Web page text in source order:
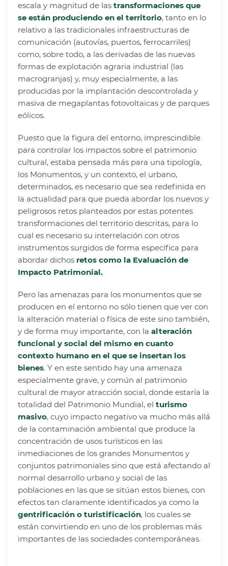
escala y magnitud de las transformaciones que
se están produciendo en el territorio, tanto en lo
relativo a las tradicionales infraestructuras de
comunicación (autovías, puertos, ferrocarriles)
como, sobre todo, a las derivadas de las nuevas
formas de explotación agraria industrial (las
macrogranjas) y, muy especialmente, a las
producidas por la implantación descontrolada y
masiva de megaplantas fotovoltaicas y de parques
eólicos.
Puesto que la figura del entorno, imprescindible
para controlar los impactos sobre el patrimonio
cultural, estaba pensada más para una tipología,
los Monumentos, y un contexto, el urbano,
determinados, es necesario que sea redefinida en
la actualidad para que pueda abordar los nuevos y
peligrosos retos planteados por estas potentes
transformaciones del territorio descritas, para lo
cual es necesario su interrelación con otros
instrumentos surgidos de forma específica para
abordar dichos retos como la Evaluación de
Impacto Patrimonial.
Pero las amenazas para los monumentos que se
producen en el entorno no sólo tienen que ver con
la alteración material o física de este sino también,
y de forma muy importante, con la alteración
funcional y social del mismo en cuanto
contexto humano en el que se insertan los
bienes. Y en este sentido hay una amenaza
especialmente grave, y común al patrimonio
cultural de mayor atracción social, donde estaría la
totalidad del Patrimonio Mundial, el turismo
masivo, cuyo impacto negativo va mucho más allá
de la contaminación ambiental que produce la
concentración de usos turísticos en las
inmediaciones de los grandes Monumentos y
conjuntos patrimoniales sino que está afectando al
normal desarrollo urbano y social de las
poblaciones en las que se sitúan estos bienes, con
efectos tan claramente identificados ya como la
gentrificación o turistificación, los cuales se
están convirtiendo en uno de los problemas más
importantes de las sociedades contemporáneas.